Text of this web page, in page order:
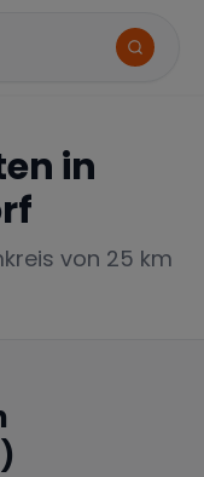
in
von 25 km